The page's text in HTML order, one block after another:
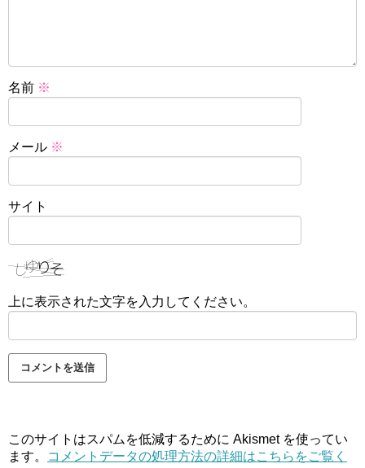
名前 ※
メール ※
サイト
上に表示された文字を入力してください。
このサイトはスパムを低減するために Akismet を使ってい
ます。
コメントデータの処理方法の詳細はこちらをご覧く